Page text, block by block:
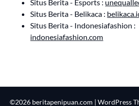
Situs Berita - Esports :
Situs Berita - Belikaca :
Situs Berita - Indonesiafashion :
indonesiafashion.com
©2026 beritapenipuan.com | WordPress